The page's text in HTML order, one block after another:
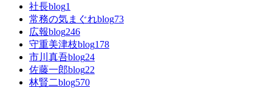
社長blog1
常務の気まぐれblog73
広報blog246
守重美津枝blog178
市川真吾blog24
佐藤一郎blog22
林賢二blog570